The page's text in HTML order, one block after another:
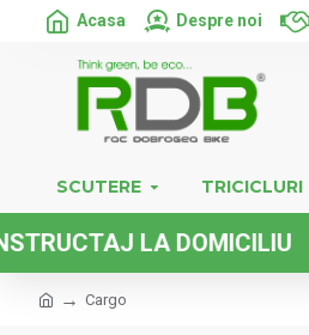
Acasa Despre noi
SCUTERE TRICICLURI
Cargo